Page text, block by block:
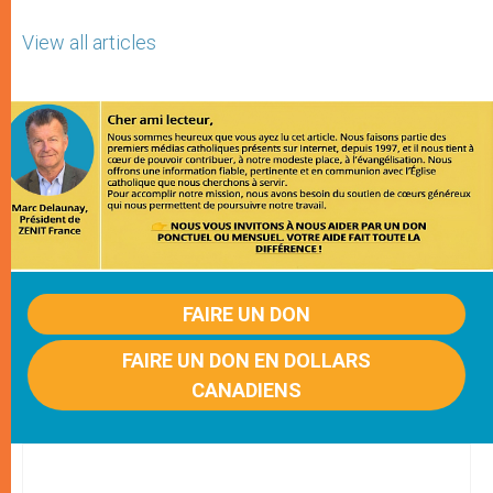
View all articles
FAIRE UN DON
FAIRE UN DON EN DOLLARS
CANADIENS